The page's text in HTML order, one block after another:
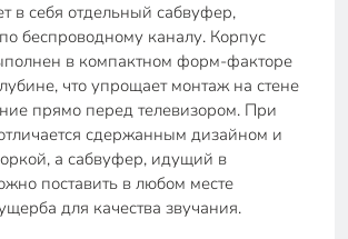
в себя отдельный сабвуфер,
беспроводному каналу. Корпус
в компактном форм-факторе
что упрощает монтаж на стене
прямо перед телевизором. При
сдержанным дизайном и
а сабвуфер, идущий в
поставить в любом месте
для качества звучания.